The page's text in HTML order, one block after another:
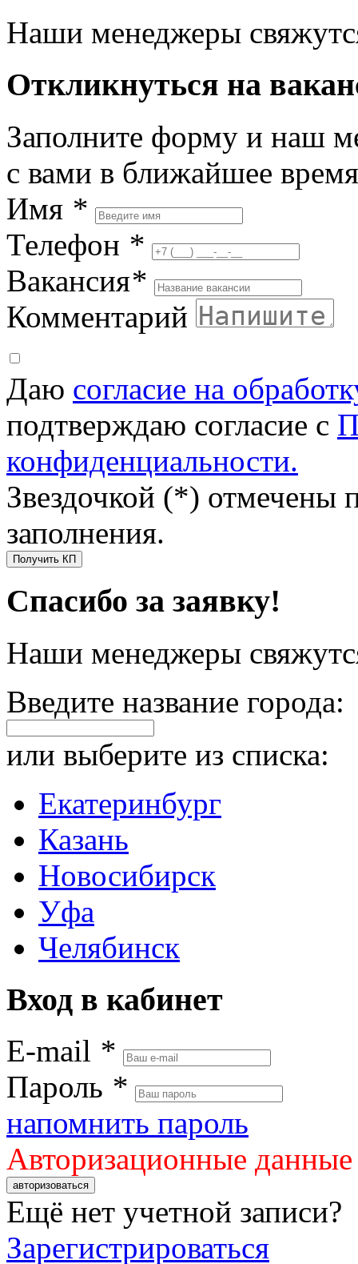
Наши менеджеры
Откликнуться на
Заполните форму и наш
с вами в ближайшее время
Имя *
Телефон *
Вакансия*
Комментарий
Даю согласие на
подтверждаю согласие с
конфиденциальности.
Звездочкой (*) отмечены
заполнения.
Получить КП
Спасибо за заявку!
Наши менеджеры
Введите название города:
или выберите из списка:
Екатеринбург
Казань
Новосибирск
Уфа
Челябинск
Вход в кабинет
E-mail *
Пароль *
напомнить пароль
Авторизационные
авторизоваться
Ещё нет учетной записи?
Зарегистрироваться